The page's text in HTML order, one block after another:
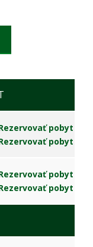
pobyt
pobyt
pobyt
pobyt